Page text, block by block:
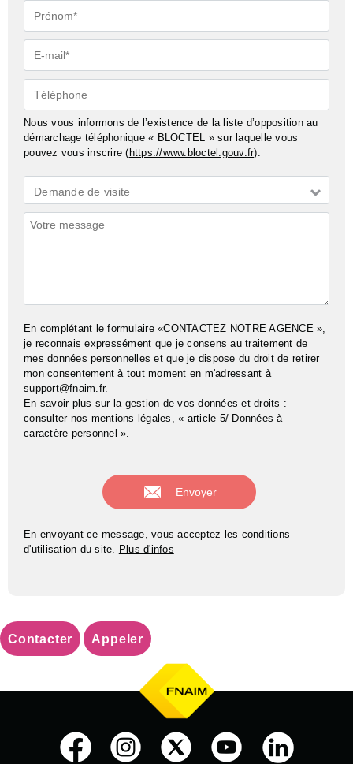
Prénom*
E-
mail*
Téléphone
Nous vous informons de l’existence de la liste d’opposition au
démarchage téléphonique « BLOCTEL » sur laquelle vous
pouvez vous inscrire ( https://www.bloctel.gouv.fr).
Demande
*
Demande de visite
Commentaires
En complétant le formulaire «CONTACTEZ NOTRE AGENCE »,
je reconnais expressément que je consens au traitement de
mes données personnelles et que je dispose du droit de retirer
mon consentement à tout moment en m'adressant à
support@fnaim.fr.
En savoir plus sur la gestion de vos données et droits :
consulter nos mentions légales , « article 5/ Données à
caractère personnel ».
En envoyant ce message, vous acceptez les conditions
d'utilisation du site. Plus d'infos
Contacter Appeler